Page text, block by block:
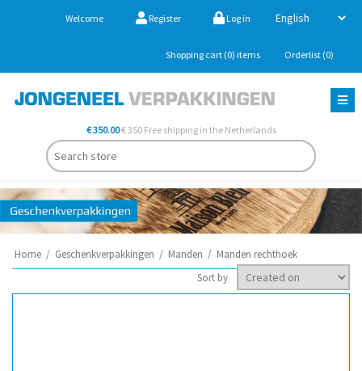
Welcome Register Log in
Shopping cart (0) items Orderlist (0)
€ 350.00€ 350 Free shipping in the Netherlands
Home / Geschenkverpakkingen / Manden / Manden rechthoek
Sort by